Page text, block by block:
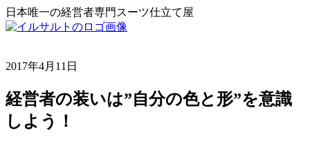
日本唯一の経営者専門スーツ仕立て屋
2017年4月11日
経営者の装いは”自分の色と形”を意識
しよう！